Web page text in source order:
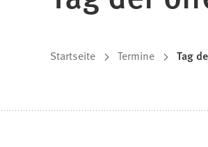
Sie
sich
Startseite Termine Tag